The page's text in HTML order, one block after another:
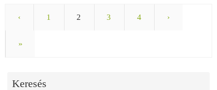
‹ 1 2 3 4 ›
»
Keresés